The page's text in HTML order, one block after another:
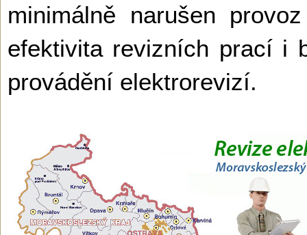
minimálně narušen
efektivita revizních prací i
provádění elektrorevizí.